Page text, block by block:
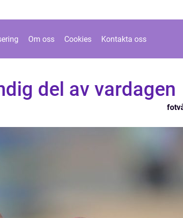
Om oss Cookies Kontakta oss
del av vardagen